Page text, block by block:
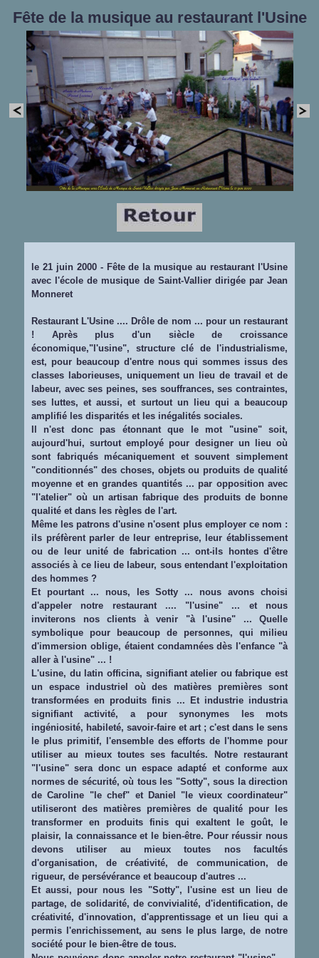
Fête de la musique au restaurant l'Usine
le 21 juin 2000 - Fête de la musique au restaurant l'Usine
avec l'école de musique de Saint-Vallier dirigée par Jean
Monneret
Restaurant L'Usine .... Drôle de nom ... pour un restaurant
! Après plus d'un siècle de croissance
économique,"l'usine", structure clé de l'industrialisme,
est, pour beaucoup d'entre nous qui sommes issus des
classes laborieuses, uniquement un lieu de travail et de
labeur, avec ses peines, ses souffrances, ses contraintes,
ses luttes, et aussi, et surtout un lieu qui a beaucoup
amplifié les disparités et les inégalités sociales.
Il n'est donc pas étonnant que le mot "usine" soit,
aujourd'hui, surtout employé pour designer un lieu où
sont fabriqués mécaniquement et souvent simplement
"conditionnés" des choses, objets ou produits de qualité
moyenne et en grandes quantités ... par opposition avec
"l'atelier" où un artisan fabrique des produits de bonne
qualité et dans les règles de l'art.
Même les patrons d'usine n'osent plus employer ce nom :
ils préfèrent parler de leur entreprise, leur établissement
ou de leur unité de fabrication ... ont-ils hontes d'être
associés à ce lieu de labeur, sous entendant l'exploitation
des hommes ?
Et pourtant ... nous, les Sotty ... nous avons choisi
d'appeler notre restaurant .... "l'usine" ... et nous
inviterons nos clients à venir "à l'usine" ... Quelle
symbolique pour beaucoup de personnes, qui milieu
d'immersion oblige, étaient condamnées dès l'enfance "à
aller à l'usine" ... !
L'usine, du latin officina, signifiant atelier ou fabrique est
un espace industriel où des matières premières sont
transformées en produits finis ... Et industrie industria
signifiant activité, a pour synonymes les mots
ingéniosité, habileté, savoir-faire et art ; c'est dans le sens
le plus primitif, l'ensemble des efforts de l'homme pour
utiliser au mieux toutes ses facultés. Notre restaurant
"l'usine" sera donc un espace adapté et conforme aux
normes de sécurité, où tous les "Sotty", sous la direction
de Caroline "le chef" et Daniel "le vieux coordinateur"
utiliseront des matières premières de qualité pour les
transformer en produits finis qui exaltent le goût, le
plaisir, la connaissance et le bien-être. Pour réussir nous
devons utiliser au mieux toutes nos facultés
d'organisation, de créativité, de communication, de
rigueur, de persévérance et beaucoup d'autres ...
Et aussi, pour nous les "Sotty", l'usine est un lieu de
partage, de solidarité, de convivialité, d'identification, de
créativité, d'innovation, d'apprentissage et un lieu qui a
permis l'enrichissement, au sens le plus large, de notre
société pour le bien-être de tous.